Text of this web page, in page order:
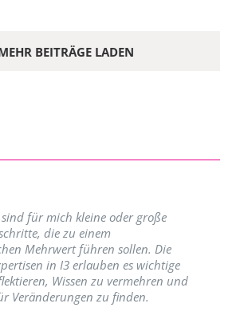
BEITRÄGE LADEN
für mich kleine oder große
die zu einem
Mehrwert führen sollen. Die
in I3 erlauben es wichtige
Wissen zu vermehren und
Veränderungen zu finden.